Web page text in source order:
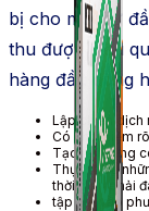
bị cho một sự
thu được hiệu
hàng đầu
dùng
Lập chiến dịch
Có khái niệm
Tạo ra những
Thực tế về
thời gian phải
tập kết vào